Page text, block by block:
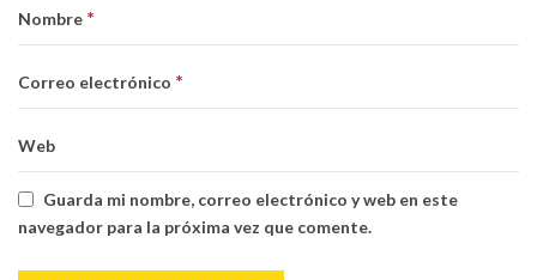
Nombre *
Correo electrónico *
Web
Guarda mi nombre, correo electrónico y web en este
navegador para la próxima vez que comente.